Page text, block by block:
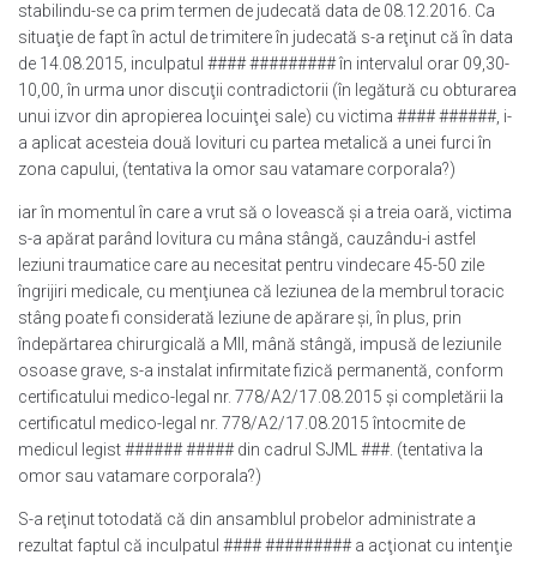
stabilindu-se ca prim termen de judecată data de 08.12.2016. Ca
situaţie de fapt în actul de trimitere în judecată s-a reţinut că în data
de 14.08.2015, inculpatul #### ######### în intervalul orar 09,30-
10,00, în urma unor discuţii contradictorii (în legătură cu obturarea
unui izvor din apropierea locuinţei sale) cu victima #### ######, i-
a aplicat acesteia două lovituri cu partea metalică a unei furci în
zona capului, (tentativa la omor sau vatamare corporala?)
iar în momentul în care a vrut să o lovească şi a treia oară, victima
s-a apărat parând lovitura cu mâna stângă, cauzându-i astfel
leziuni traumatice care au necesitat pentru vindecare 45-50 zile
îngrijiri medicale, cu menţiunea că leziunea de la membrul toracic
stâng poate fi considerată leziune de apărare şi, în plus, prin
îndepărtarea chirurgicală a MII, mână stângă, impusă de leziunile
osoase grave, s-a instalat infirmitate fizică permanentă, conform
certificatului medico-legal nr. 778/A2/17.08.2015 şi completării la
certificatul medico-legal nr. 778/A2/17.08.2015 întocmite de
medicul legist ###### ##### din cadrul SJML ###. (tentativa la
omor sau vatamare corporala?)
S-a reţinut totodată că din ansamblul probelor administrate a
rezultat faptul că inculpatul #### ######### a acţionat cu intenţie